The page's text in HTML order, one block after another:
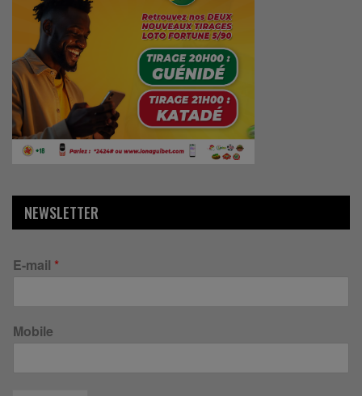
NEWSLETTER
E-mail *
Mobile